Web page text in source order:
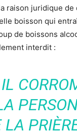
raison juridique de
boisson qui
de boissons
interdit :
LA